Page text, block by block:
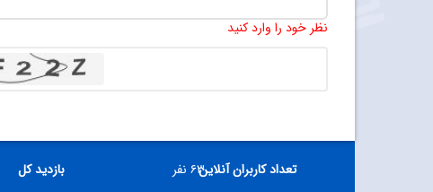
نظر خود را وارد کنید
تعداد کاربران آنلاین۶۳ نفر بازدید کل